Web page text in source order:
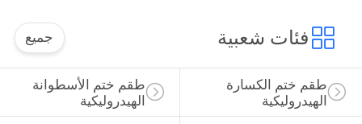
فئات شعبية جميع
طقم ختم الأسطوانة
الهيدروليكية
طقم ختم الكسارة
الهيدروليكية